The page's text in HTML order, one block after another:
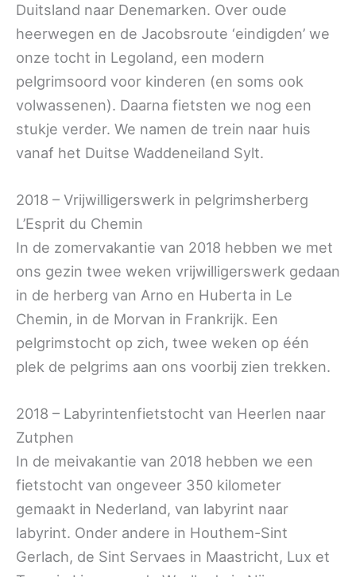
Duitsland naar Denemarken. Over oude
heerwegen en de Jacobsroute ‘eindigden’ we
onze tocht in Legoland, een modern
pelgrimsoord voor kinderen (en soms ook
volwassenen). Daarna fietsten we nog een
stukje verder. We namen de trein naar huis
vanaf het Duitse Waddeneiland Sylt.
2018 – Vrijwilligerswerk in pelgrimsherberg
L’Esprit du Chemin
In de zomervakantie van 2018 hebben we met
ons gezin twee weken vrijwilligerswerk gedaan
in de herberg van Arno en Huberta in Le
Chemin, in de Morvan in Frankrijk. Een
pelgrimstocht op zich, twee weken op één
plek de pelgrims aan ons voorbij zien trekken.
2018 – Labyrintenfietstocht van Heerlen naar
Zutphen
In de meivakantie van 2018 hebben we een
fietstocht van ongeveer 350 kilometer
gemaakt in Nederland, van labyrint naar
labyrint. Onder andere in Houthem-Sint
Gerlach, de Sint Servaes in Maastricht, Lux et